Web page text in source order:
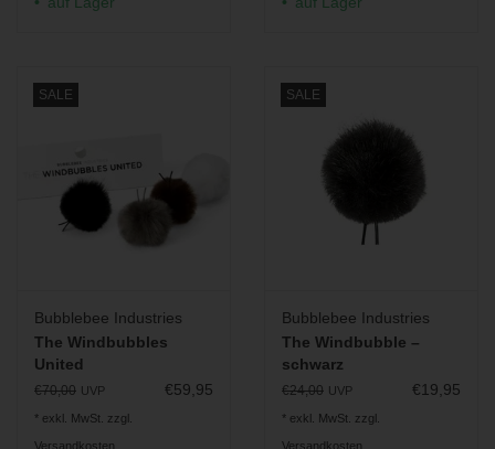
SALE
Bubblebee Industries
The Windbubbles
United
€70,00 UVP €59,95
* exkl. MwSt. zzgl.
Versandkosten
SALE
Bubblebee Industries
The Windbubble –
schwarz
€24,00 UVP €19,95
* exkl. MwSt. zzgl.
Versandkosten